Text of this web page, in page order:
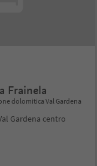
Frainela
dolomitica Val Gardena
Gardena centro